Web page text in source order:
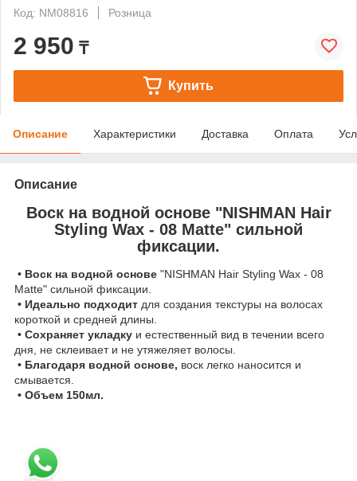
Код: NM08816
Розница
2 950 ₸
Купить
Описание Характеристики Доставка Оплата
Описание
Воск на водной основе "NISHMAN Hair
Styling Wax - 08 Matte" сильной
фиксации.
• Воск на водной основе "NISHMAN Hair Styling Wax - 08
Matte" сильной фиксации.
• Идеально подходит для создания текстуры на волосах
короткой и средней длины.
• Сохраняет укладку и естественный вид в течении всего
дня, не склеивает и не утяжеляет волосы.
• Благодаря водной основе, воск легко наносится и
смывается.
• Объем 150мл.